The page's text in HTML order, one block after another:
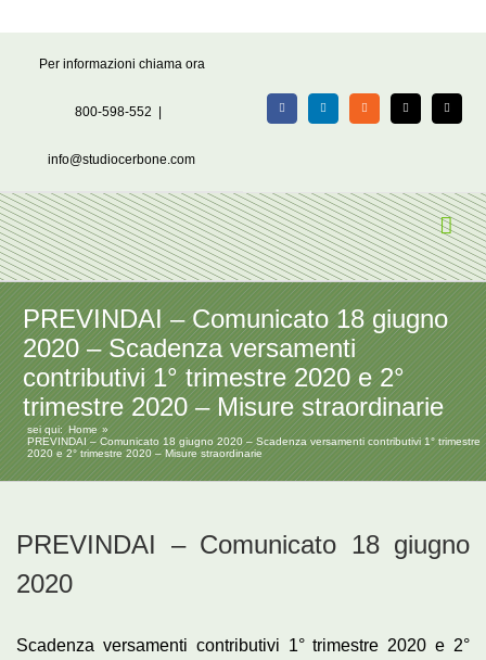
Per informazioni chiama ora
800-598-552
info@studiocerbone.com
FacebookLinkedIn Rss X Email
PREVINDAI – Comunicato 18 giugno
2020 – Scadenza versamenti
contributivi 1° trimestre 2020 e 2°
trimestre 2020 – Misure straordinarie
sei qui: Home
PREVINDAI – Comunicato 18 giugno 2020 – Scadenza versamenti contributivi 1° trimestre
2020 e 2° trimestre 2020 – Misure straordinarie
PREVINDAI – Comunicato 18 giugno
2020
Scadenza versamenti contributivi 1° trimestre 2020 e 2°